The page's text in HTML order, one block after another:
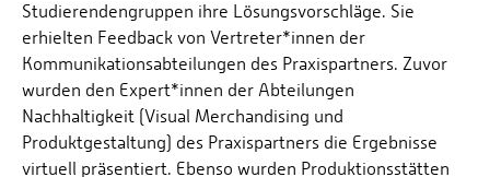
Studierendengruppen ihre Lösungsvorschläge. Sie
erhielten Feedback von Vertreter*innen der
Kommunikationsabteilungen des Praxispartners. Zuvor
wurden den Expert*innen der Abteilungen
Nachhaltigkeit (Visual Merchandising und
Produktgestaltung) des Praxispartners die Ergebnisse
virtuell präsentiert. Ebenso wurden Produktionsstätten